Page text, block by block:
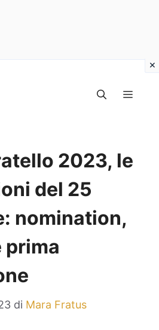
2023, le
del 25
nomination,
prima
di Mara Fratus